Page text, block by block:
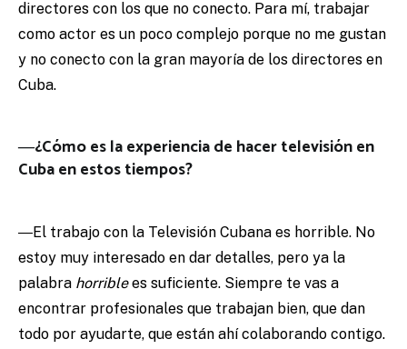
directores con los que no conecto. Para mí, trabajar
como actor es un poco complejo porque no me gustan
y no conecto con la gran mayoría de los directores en
Cuba.
―¿Cómo es la experiencia de hacer televisión en
Cuba en estos tiempos?
―El trabajo con la Televisión Cubana es horrible. No
estoy muy interesado en dar detalles, pero ya la
palabra horriblees suficiente. Siempre te vas a
encontrar profesionales que trabajan bien, que dan
todo por ayudarte, que están ahí colaborando contigo.